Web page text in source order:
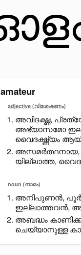
amateur
adjective (വിശേഷണം)
അവിദഗ്ദ്ധ,
അഭ്യാസമോ
വൈദഗ്ദ്ധ്യം
അസമർത്ഥനായ,
യില്ലാത്ത,
noun (നാമം)
അനിപുണൻ,
ഇല്ലാത്തവൻ,
അബദ്ധം
ചെയ്യാനുള്ള